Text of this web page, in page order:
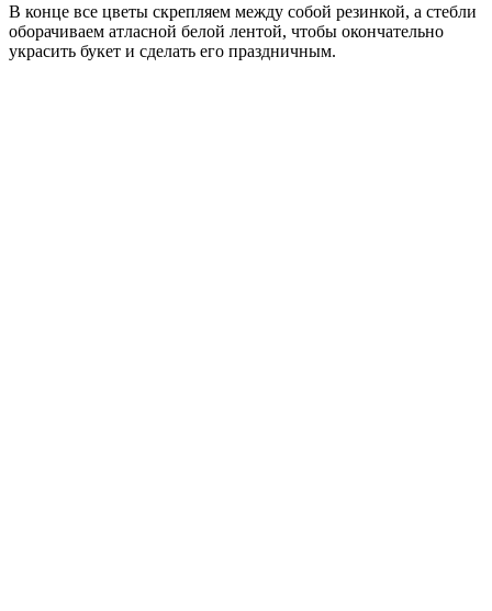
В конце все цветы скрепляем между собой резинкой, а стебли
оборачиваем атласной белой лентой, чтобы окончательно
украсить букет и сделать его праздничным.